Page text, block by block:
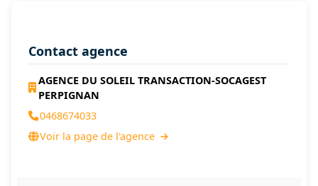
Contact agence
AGENCE DU SOLEIL TRANSACTION-SOCAGEST
PERPIGNAN
0468674033
Voir la page de l'agence